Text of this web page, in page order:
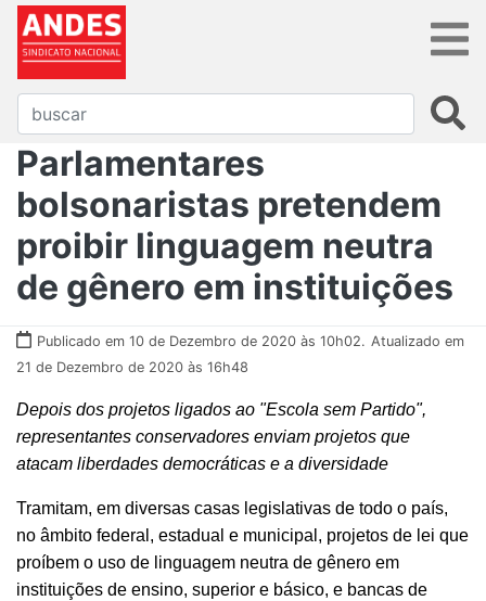
Parlamentares
bolsonaristas pretendem
proibir linguagem neutra
de gênero em instituições
Publicado em 10 de Dezembro de 2020 às 10h02. Atualizado em
21 de Dezembro de 2020 às 16h48
Depois dos projetos ligados ao "Escola sem Partido",
representantes conservadores enviam projetos que
atacam liberdades democráticas e a diversidade
Tramitam, em diversas casas legislativas de todo o país,
no âmbito federal, estadual e municipal, projetos de lei que
proíbem o uso de linguagem neutra de gênero em
instituições de ensino, superior e básico, e bancas de